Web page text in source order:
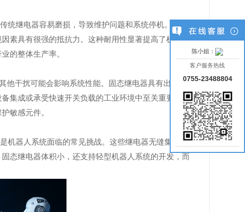
统继电器容易磨损，导致维护问题和系统停机。然
素具有很强的抵抗力。这种耐用性显著提高了机器人
的整体生产率。
他干扰可能会影响系统性能。固态继电器具有出色的抗
集成或承受快速开关负载的工业环境中至关重要。通
敏感元件。
机器人系统面临的常见挑战。这些继电器无缝集成到
态继电器体积小，还支持轻型机器人系统的开发，而
陈小姐：
客户服务热线
0755-23488804